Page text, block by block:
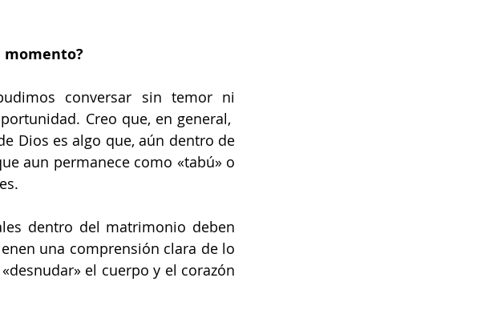
momento?
conversar sin temor ni
Creo que, en general,
Dios es algo que, aún dentro de
aun permanece como «tabú» o
dentro del matrimonio deben
una comprensión clara de lo
el cuerpo y el corazón